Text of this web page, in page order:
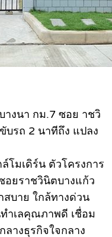
างนา กม.7 ซอย าชวิ
บรถ 2 นาทีถึง แปลง
โมเดิร์น ตัวโครงการ
อยราชวินิตบางแก้ว
สบาย ใกล้ทางด่วน
ำเลคุณภาพดี เชื่อม
างธุรกิจใจกลาง